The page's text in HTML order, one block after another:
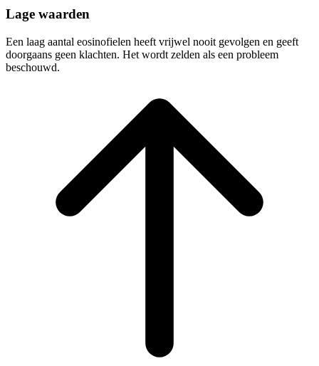
Lage waarden
Een laag aantal eosinofielen heeft vrijwel nooit gevolgen en geeft
doorgaans geen klachten. Het wordt zelden als een probleem
beschouwd.